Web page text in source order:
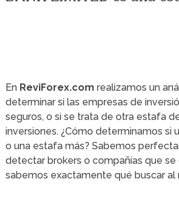
En ReviForex.com realizamos un
determinar si las empresas de
seguros, o si se trata de otra estafa
inversiones. ¿Cómo determinamos si
o una estafa más? Sabemos
detectar brokers o compañías que se
sabemos exactamente qué buscar al